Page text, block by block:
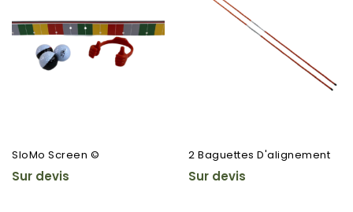
SloMo Screen ©
Sur devis
2 Baguettes D'alignement
Sur devis